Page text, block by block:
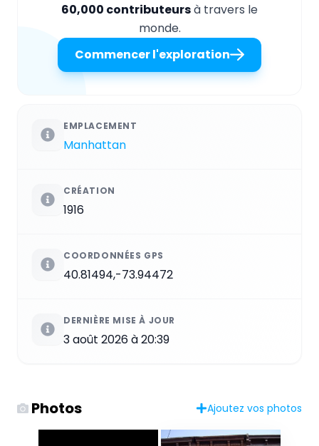
60,000 contributeursà travers le
monde.
Commencer l'exploration
EMPLACEMENT
Manhattan
CRÉATION
1916
COORDONNÉES GPS
40.81494,-73.94472
DERNIÈRE MISE À JOUR
3 août 2026 à 20:39
Photos Ajoutez vos photos